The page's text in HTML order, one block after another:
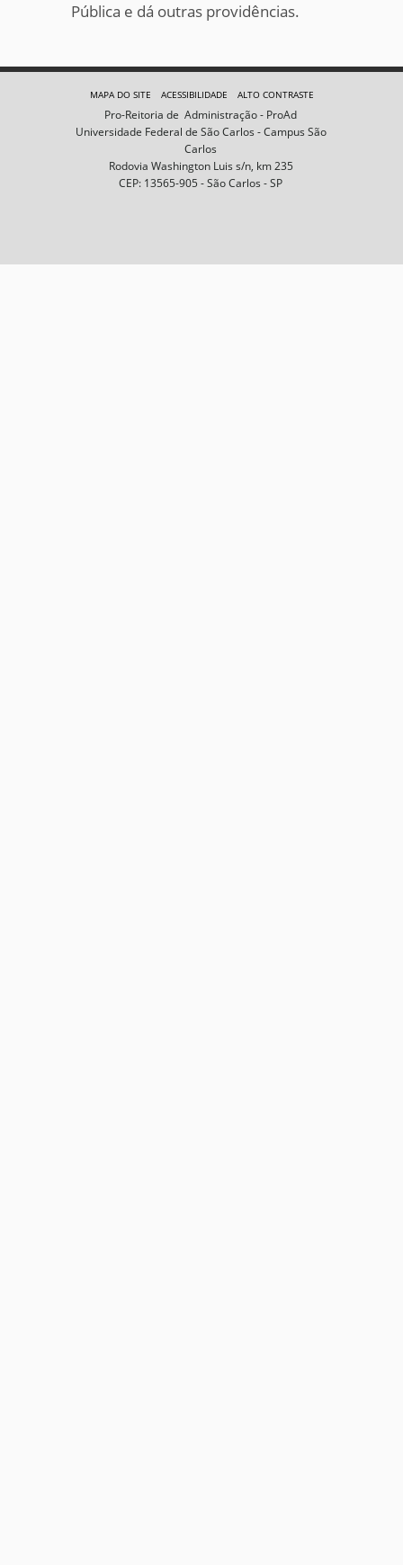
Pública e dá outras providências.
MAPA DO SITE ACESSIBILIDADE ALTO CONTRASTE
Pro-Reitoria de Administração - ProAd
Universidade Federal de São Carlos - Campus São
Carlos
Rodovia Washington Luis s/n, km 235
CEP: 13565-905 - São Carlos - SP